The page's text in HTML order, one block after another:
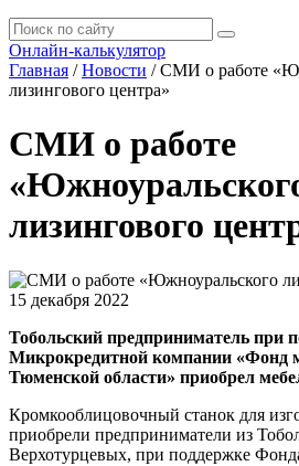
Онлайн-калькулятор
Главная / Новости / СМИ о работе
лизингового центра»
СМИ о работе
лизингового
15 декабря 2022
Тобольский предприниматель при
Микрокредитной компании «Фонд
Тюменской области» приобрел
Кромкооблицовочный станок для
приобрели предприниматели из
Верхотурцевых, при поддержке